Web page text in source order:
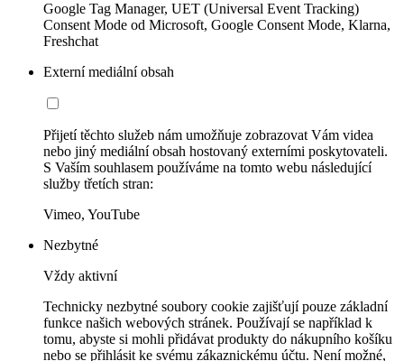
Google Tag Manager, UET (Universal Event Tracking)
Consent Mode od Microsoft, Google Consent Mode, Klarna,
Freshchat
Externí mediální obsah
Přijetí těchto služeb nám umožňuje zobrazovat Vám videa
nebo jiný mediální obsah hostovaný externími poskytovateli.
S Vaším souhlasem používáme na tomto webu následující
služby třetích stran:
Vimeo, YouTube
Nezbytné
Vždy aktivní
Technicky nezbytné soubory cookie zajišťují pouze základní
funkce našich webových stránek. Používají se například k
tomu, abyste si mohli přidávat produkty do nákupního košíku
nebo se přihlásit ke svému zákaznickému účtu. Není možné,